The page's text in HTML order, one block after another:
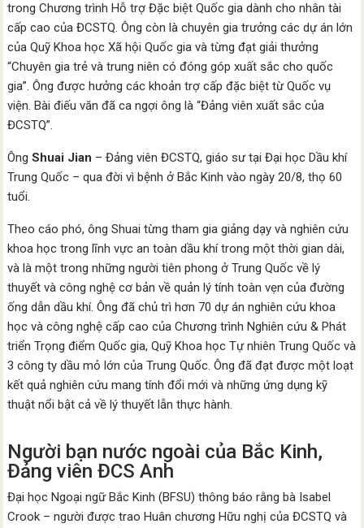
trong Chương trình Hỗ trợ Đặc biệt Quốc gia dành cho nhân tài
cấp cao của ĐCSTQ. Ông còn là chuyên gia trưởng các dự án lớn
của Quỹ Khoa học Xã hội Quốc gia và từng đạt giải thưởng
“Chuyên gia trẻ và trung niên có đóng góp xuất sắc cho quốc
gia”. Ông được hưởng các khoản trợ cấp đặc biệt từ Quốc vụ
viện. Bài điếu văn đã ca ngợi ông là “Đảng viên xuất sắc của
ĐCSTQ”.
ÔngShuai Jian – Đảng viên ĐCSTQ, giáo sư tại Đại học Dầu khí
Trung Quốc – qua đời vì bệnh ở Bắc Kinh vào ngày 20/8, thọ 60
tuổi.
Theo cáo phó, ông Shuai từng tham gia giảng dạy và nghiên cứu
khoa học trong lĩnh vực an toàn dầu khí trong một thời gian dài,
và là một trong những người tiên phong ở Trung Quốc về lý
thuyết và công nghệ cơ bản về quản lý tính toàn vẹn của đường
ống dẫn dầu khí. Ông đã chủ trì hơn 70 dự án nghiên cứu khoa
học và công nghệ cấp cao của Chương trình Nghiên cứu & Phát
triển Trọng điểm Quốc gia, Quỹ Khoa học Tự nhiên Trung Quốc và
3 công ty dầu mỏ lớn của Trung Quốc. Ông đã đạt được một loạt
kết quả nghiên cứu mang tính đổi mới và những ứng dụng kỹ
thuật nổi bật cả về lý thuyết lẫn thực hành.
Người bạn nước ngoài của Bắc Kinh,
Đảng viên ĐCS Anh
Đại học Ngoại ngữ Bắc Kinh (BFSU) thông báo rằng bà Isabel
Crook – người được trao Huân chương Hữu nghị của ĐCSTQ và